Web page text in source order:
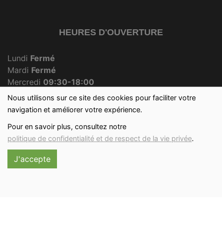
Nous utilisons sur ce site des cookies pour faciliter votre
navigation et améliorer votre expérience.
Pour en savoir plus, consultez notre
politique de confidentialité et de respect de la vie privée.
J'accepte
HEURES D'OUVERTURE
Lundi Fermé
Mardi Fermé
Mercredi 09:30-18:00
JeudiFermé
Vendredi 09:30-18:00
Dimanche09:30-12:00